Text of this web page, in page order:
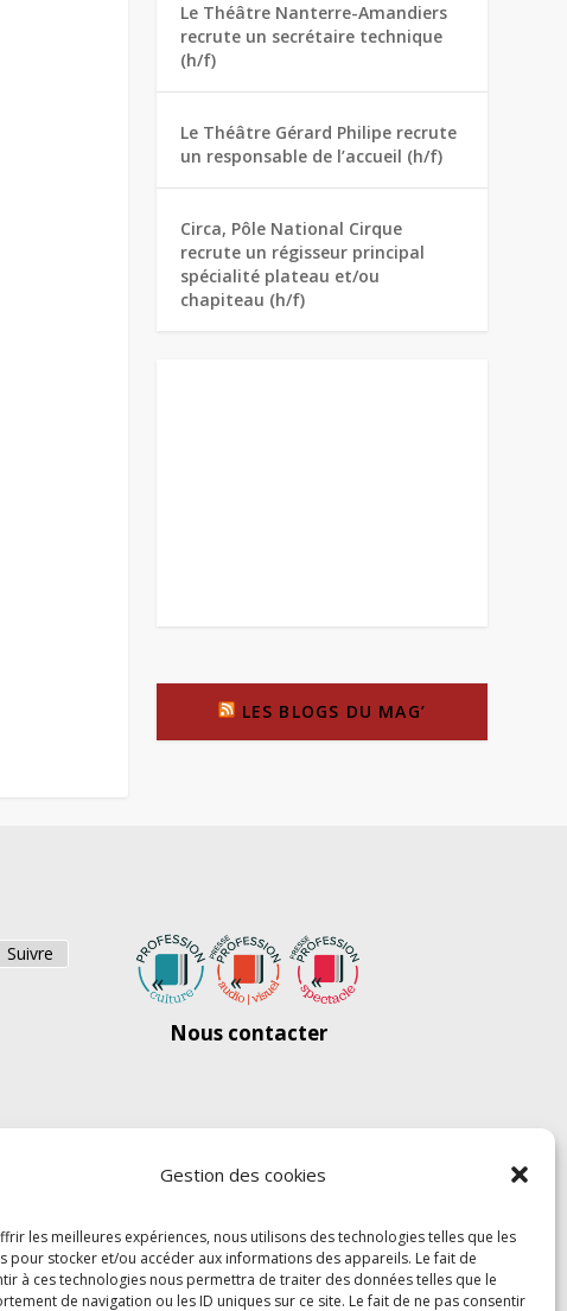
Gestion des cookies
les meilleures expériences, nous utilisons des technologies telles que les
pour stocker et/ou accéder aux informations des appareils. Le fait de
à ces technologies nous permettra de traiter des données telles que le
de navigation ou les ID uniques sur ce site. Le fait de ne pas consentir
Le Théâtre Nanterre-Amandiers
recrute un secrétaire technique
(h/f)
Le Théâtre Gérard Philipe recrute
un responsable de l’accueil (h/f)
Circa, Pôle National Cirque
recrute un régisseur principal
spécialité plateau et/ou
chapiteau (h/f)
LES BLOGS DU MAG’
Suivre
Nous contacter